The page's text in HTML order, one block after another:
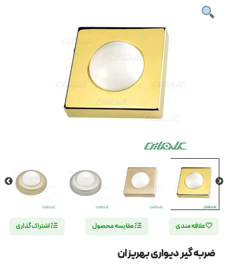
علاقه مندی مقایسه محصول اشتراک گذاری
ضربه گیر دیواری بهریزان